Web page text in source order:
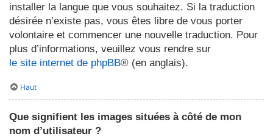
installer la langue que vous souhaitez. Si la traduction
désirée n’existe pas, vous êtes libre de vous porter
volontaire et commencer une nouvelle traduction. Pour
plus d’informations, veuillez vous rendre sur
le site internet de phpBB® (en anglais).
Haut
Que signifient les images situées à côté de mon
nom d’utilisateur ?